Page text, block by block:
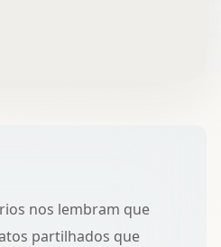
nos lembram que
partilhados que